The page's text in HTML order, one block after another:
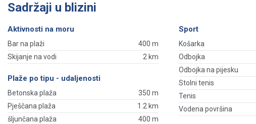
Sadržaji u blizini
Aktivnosti na moru
Bar na plaži
400 m
Skijanje na vodi
2 km
Plaže po tipu - udaljenosti
Betonska plaža
350 m
Pješčana plaža
1.2 km
šljunčana plaža
400 m
Sport
Košarka
Odbojka
Odbojka na pijesku
Stolni tenis
Tenis
Vodena površina